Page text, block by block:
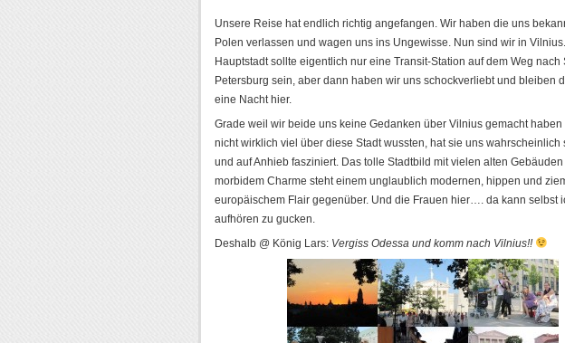
Unsere Reise hat endlich richtig angefangen. Wir haben die uns
Polen verlassen und wagen uns ins Ungewisse. Nun sind wir in
Hauptstadt sollte eigentlich nur eine Transit-Station auf dem Weg nach
Petersburg sein, aber dann haben wir uns schockverliebt und bleiben
eine Nacht hier.
Grade weil wir beide uns keine Gedanken über Vilnius gemacht haben
nicht wirklich viel über diese Stadt wussten, hat sie uns wahrscheinlich
und auf Anhieb fasziniert. Das tolle Stadtbild mit vielen alten Gebäuden
morbidem Charme steht einem unglaublich modernen, hippen und
europäischem Flair gegenüber. Und die Frauen hier…. da kann selbst
aufhören zu gucken.
Deshalb @ König Lars: Vergiss Odessa und komm nach Vilnius!!